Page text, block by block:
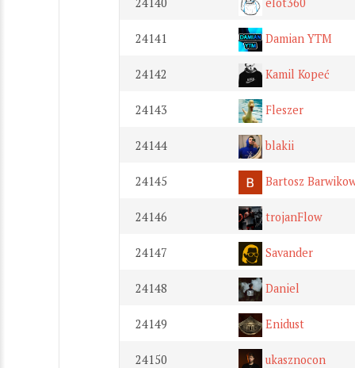
24141 Damian YTM
24142 Kamil Kopeć
24143 Fleszer
24144 blakii
24145 Bartosz
24146 trojanFlow
24147 Savander
24148 Daniel
24149 Enidust
24150 ukasznocon